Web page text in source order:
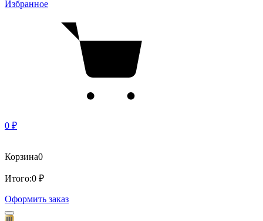
Избранное
0 ₽
Корзина0
Итого:0 ₽
Оформить заказ